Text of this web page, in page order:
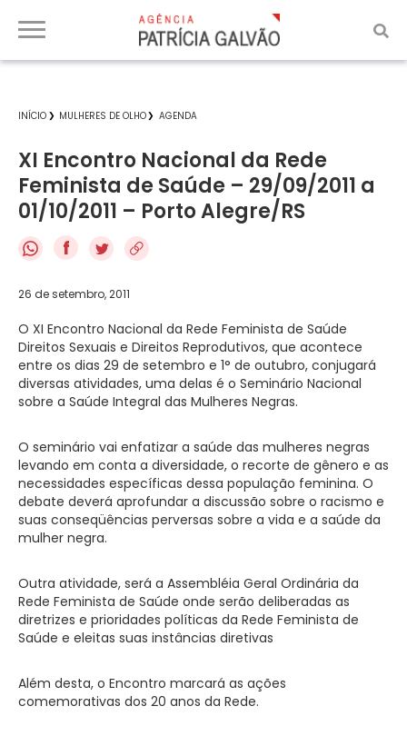
INÍCIO MULHERES DE OLHO AGENDA
XI Encontro Nacional da Rede
Feminista de Saúde – 29/09/2011 a
01/10/2011 – Porto Alegre/RS
f
26 de setembro, 2011
O XI Encontro Nacional da Rede Feminista de Saúde
Direitos Sexuais e Direitos Reprodutivos, que acontece
entre os dias 29 de setembro e 1° de outubro, conjugará
diversas atividades, uma delas é o Seminário Nacional
sobre a Saúde Integral das Mulheres Negras.
O seminário vai enfatizar a saúde das mulheres negras
levando em conta a diversidade, o recorte de gênero e as
necessidades específicas dessa população feminina. O
debate deverá aprofundar a discussão sobre o racismo e
suas conseqüências perversas sobre a vida e a saúde da
mulher negra.
Outra atividade, será a Assembléia Geral Ordinária da
Rede Feminista de Saúde onde serão deliberadas as
diretrizes e prioridades políticas da Rede Feminista de
Saúde e eleitas suas instâncias diretivas
Além desta, o Encontro marcará as ações
comemorativas dos 20 anos da Rede.